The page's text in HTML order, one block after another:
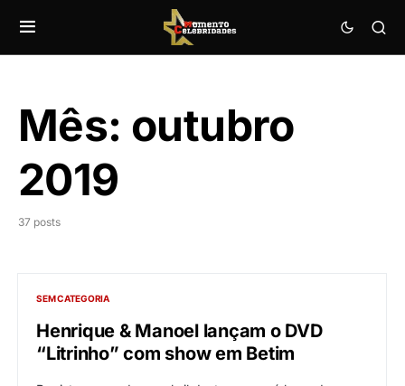
Mês: outubro
2019
37 posts
SEM CATEGORIA
Henrique & Manoel lançam o DVD
“Litrinho” com show em Betim